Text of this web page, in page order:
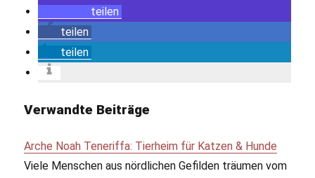
teilen
teilen
teilen
Verwandte Beiträge
Arche Noah Teneriffa: Tierheim für Katzen & Hunde
Viele Menschen aus nördlichen Gefilden träumen vom